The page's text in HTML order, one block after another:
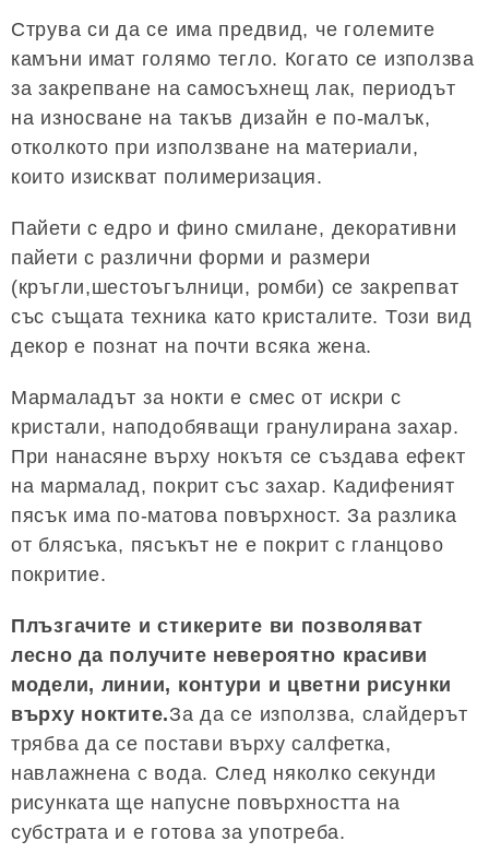
Струва си да се има предвид, че големите
камъни имат голямо тегло. Когато се използва
за закрепване на самосъхнещ лак, периодът
на износване на такъв дизайн е по-малък,
отколкото при използване на материали,
които изискват полимеризация.
Пайети с едро и фино смилане, декоративни
пайети с различни форми и размери
(кръгли,шестоъгълници, ромби) се закрепват
със същата техника като кристалите. Този вид
декор е познат на почти всяка жена.
Мармаладът за нокти е смес от искри с
кристали, наподобяващи гранулирана захар.
При нанасяне върху нокътя се създава ефект
на мармалад, покрит със захар. Кадифеният
пясък има по-матова повърхност. За разлика
от блясъка, пясъкът не е покрит с гланцово
покритие.
Плъзгачите и стикерите ви позволяват
лесно да получите невероятно красиви
модели, линии, контури и цветни рисунки
върху ноктите.За да се използва, слайдерът
трябва да се постави върху салфетка,
навлажнена с вода. След няколко секунди
рисунката ще напусне повърхността на
субстрата и е готова за употреба.